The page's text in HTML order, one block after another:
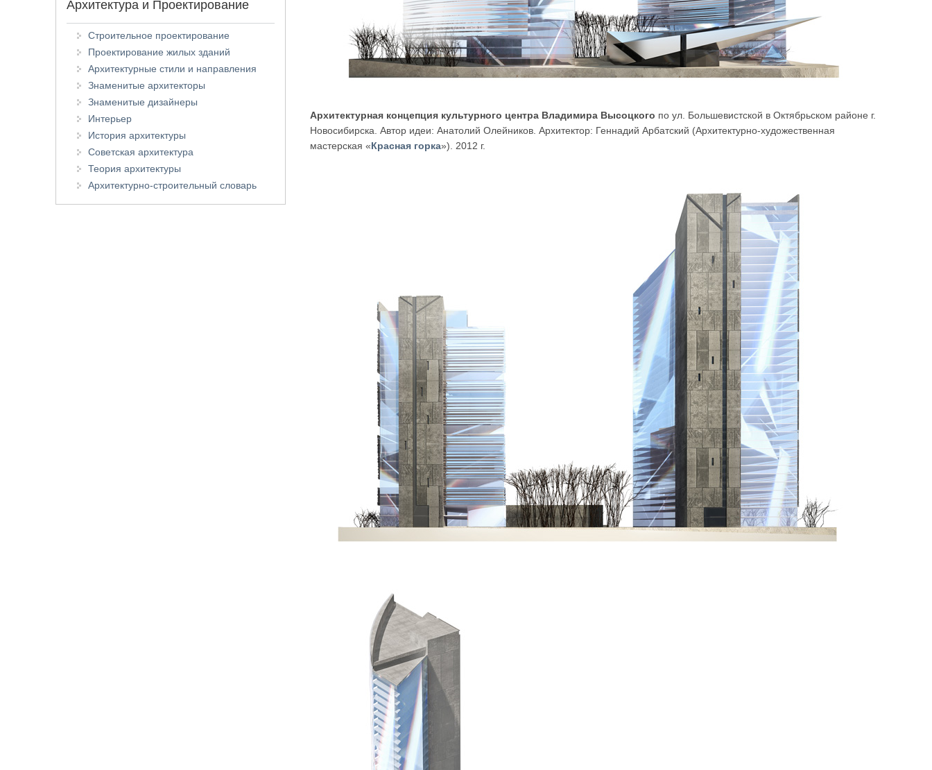
Архитектурная концепция культурного центра Владимира Высоцкого по ул. Большевистской в Октябрьском районе г.
Новосибирска. Автор идеи: Анатолий Олейников. Архитектор: Геннадий Арбатский (Архитектурно-художественная
мастерская «Красная горка»). 2012 г.
Архитектура и Проектирование
Строительное проектирование
Проектирование жилых зданий
Архитектурные стили и направления
Знаменитые архитекторы
Знаменитые дизайнеры
Интерьер
История архитектуры
Советская архитектура
Теория архитектуры
Архитектурно-строительный словарь